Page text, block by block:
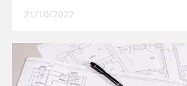
21/10/2022